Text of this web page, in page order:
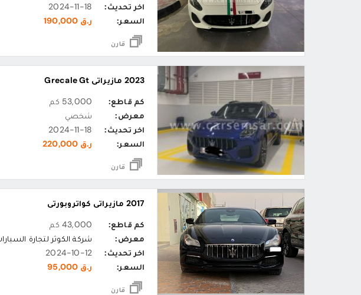
اخر تحديث:
2024-11-18
السعر:
ر.ق 190,000
قارن
2023 مازيراتي Grecale Gt
كم قاطع:
53,000 كم
معرض:
شخصي
اخر تحديث:
2024-11-18
السعر:
ر.ق 220,000
قارن
2017 مازيراتي كواتروبورتي
كم قاطع:
43,000 كم
معرض:
شركة الكوثر لتجارة
اخر تحديث:
2024-10-12
السعر:
ر.ق 95,000
قارن